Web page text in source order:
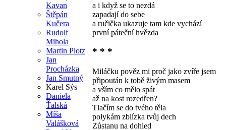
Kavan
Štěpán
Kučera
Rudolf
Mihola
Martin Plotz
Jan
Procházka
Jan Smutný
Karel Sýs
Daniela
Ťalská
Míša
Valášková
a i když se to nezdá
zapadají do sebe
a ručička ukazuje tam kde vychází
první páteční hvězda
* * *
Miláčku pověz mi proč jako zvíře jsem
připoután k tobě živým masem
a vším co mělo spát
až na kost rozedřen?
Tlačím se do tvého těla
polykám zblízka tvůj dech
Zůstanu na dohled